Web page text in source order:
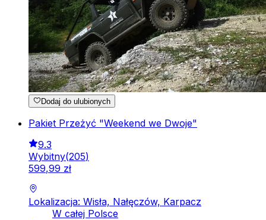
Dodaj do ulubionych
Pakiet Przeżyć "Weekend we Dwoje"
9.3
Wybitny(205)
599,99 zł
Lokalizacja: Wisła, Nałęczów, Karpacz
W całej Polsce